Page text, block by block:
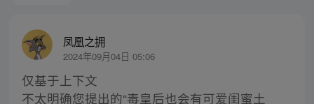
凤凰之拥
2024年09月04日 05:06
仅基于上下文
不太明确您提出的“毒皇后也会有可爱闺蜜土